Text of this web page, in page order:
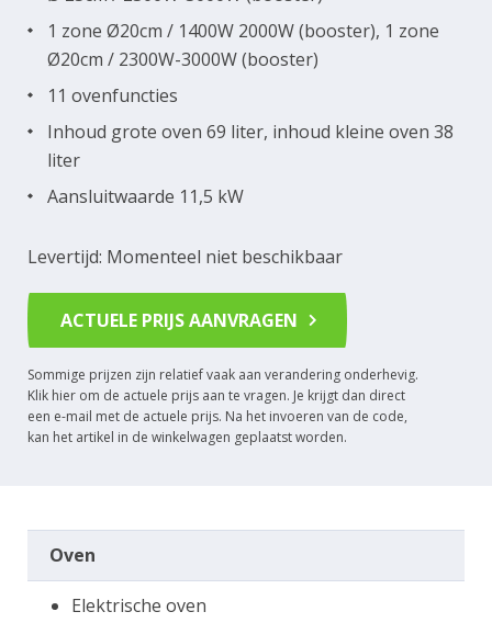
Levertijd: Momenteel niet beschikbaar
1 zone Ø20cm / 1400W 2000W (booster), 1 zone
Ø20cm / 2300W-3000W (booster)
11 ovenfuncties
Inhoud grote oven 69 liter, inhoud kleine oven 38
liter
Aansluitwaarde 11,5 kW
ACTUELE PRIJS AANVRAGEN
Sommige prijzen zijn relatief vaak aan verandering onderhevig.
Klik hier om de actuele prijs aan te vragen. Je krijgt dan direct
een e-mail met de actuele prijs. Na het invoeren van de code,
kan het artikel in de winkelwagen geplaatst worden.
Oven
Elektrische oven